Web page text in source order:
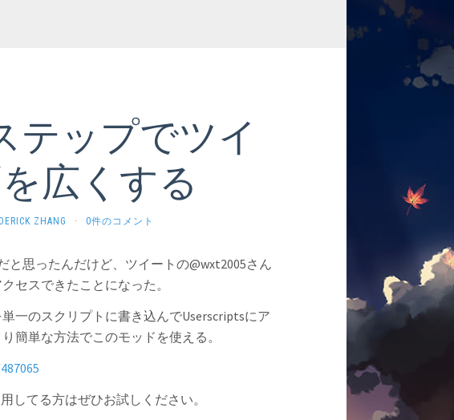
テップでツイ
広くする
ZHANG · 0件のコメント
と思ったんだけど、ツイートの@wxt2005さん
セスできたことになった。
単一のスクリプトに書き込んでUserscriptsにア
簡単な方法でこのモッドを使える。
してる方はぜひお試しください。